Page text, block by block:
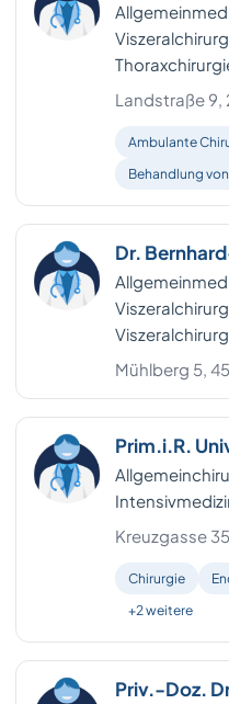
Landstraße
Ambulante
Behandlung
Dr.
Mühlberg 5,
Prim.i.R.
Kreuzgasse
Chirurgie
+2 weitere
Priv.-Doz.